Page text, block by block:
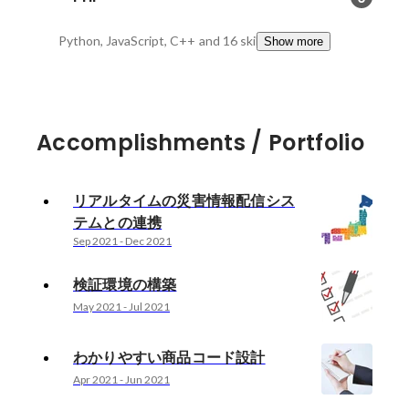
Python, JavaScript, C++ and 16 skillsShow more
Accomplishments / Portfolio
リアルタイムの災害情報配信シス
テムとの連携
Sep 2021- Dec 2021
検証環境の構築
May 2021-Jul 2021
わかりやすい商品コード設計
Apr 2021-Jun 2021